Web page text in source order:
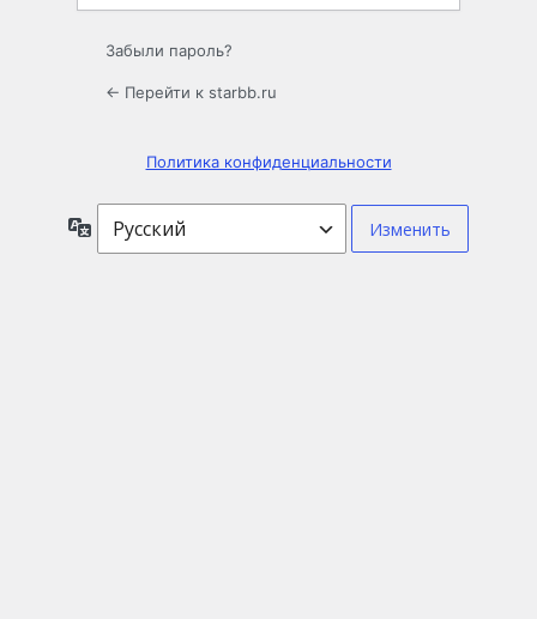
Забыли пароль?
← Перейти к starbb.ru
Политика конфиденциальности
Язык